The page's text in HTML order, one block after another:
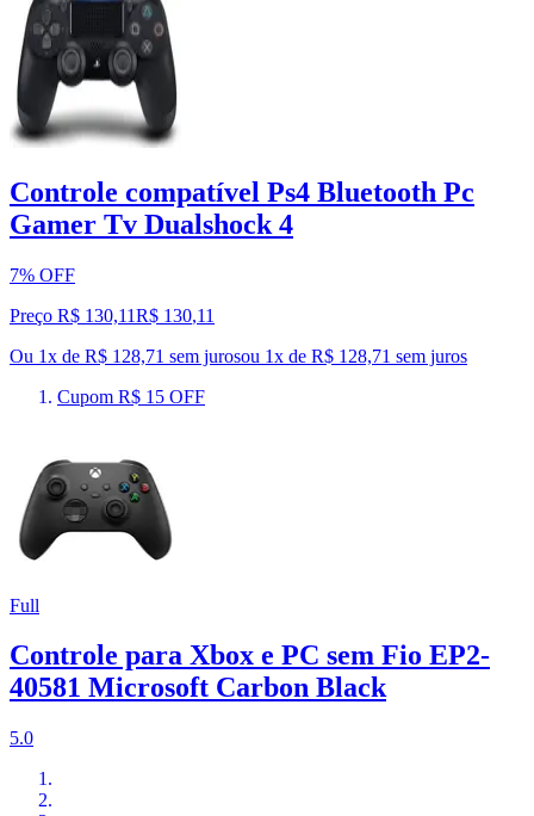
Controle compatível Ps4 Bluetooth Pc
Gamer Tv Dualshock 4
7% OFF
Preço R$ 130,11R$ 130,11
Ou 1x de R$ 128,71 sem jurosou 1x de R$ 128,71 sem juros
Cupom R$ 15 OFF
Full
Controle para Xbox e PC sem Fio EP2-
40581 Microsoft Carbon Black
5.0